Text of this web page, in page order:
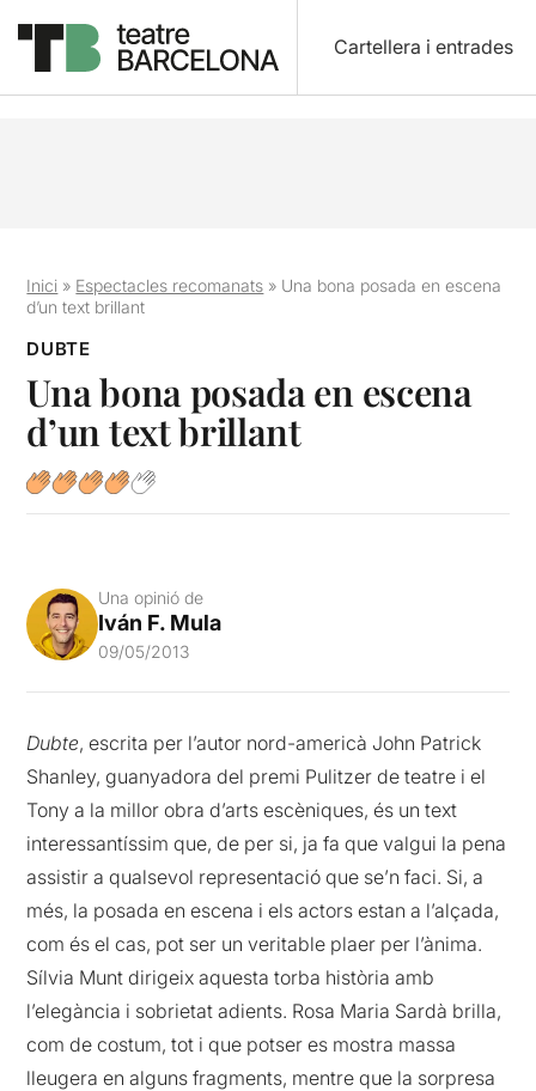
Cartellera i entrades
Inici » Espectacles recomanats » Una bona posada en escena
d’un text brillant
DUBTE
Una bona posada en escena
d’un text brillant
Una opinió de
Iván F. Mula
09/05/2013
Dubte, escrita per l’autor nord-americà John Patrick
Shanley, guanyadora del premi Pulitzer de teatre i el
Tony a la millor obra d’arts escèniques, és un text
interessantíssim que, de per si, ja fa que valgui la pena
assistir a qualsevol representació que se’n faci. Si, a
més, la posada en escena i els actors estan a l’alçada,
com és el cas, pot ser un veritable plaer per l’ànima.
Sílvia Munt dirigeix aquesta torba història amb
l’elegància i sobrietat adients. Rosa Maria Sardà brilla,
com de costum, tot i que potser es mostra massa
lleugera en alguns fragments, mentre que la sorpresa